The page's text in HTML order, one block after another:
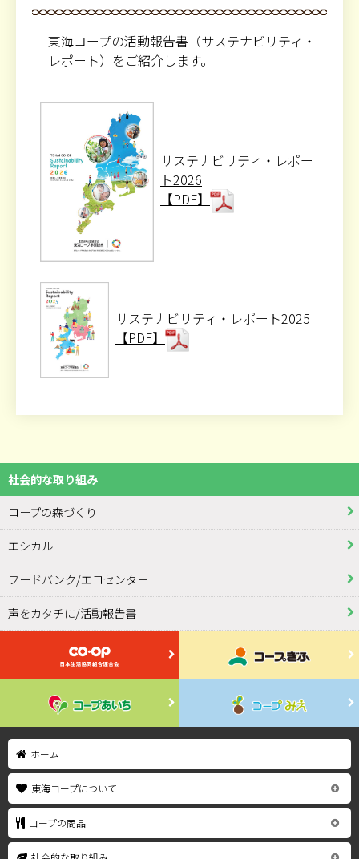
東海コープの活動報告書（サステナビリティ・
レポート）をご紹介します。
サステナビリティ・レポー
ト2026
【PDF】
サステナビリティ・レポート2025
【PDF】
社会的な取り組み
コープの森づくり
エシカル
フードバンク/エコセンター
声をカタチに/活動報告書
ホーム
東海コープについて
コープの商品